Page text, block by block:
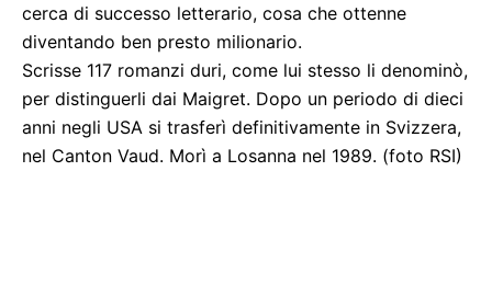
cerca di successo letterario, cosa che ottenne
diventando ben presto milionario.
Scrisse 117 romanzi duri, come lui stesso li denominò,
per distinguerli dai Maigret. Dopo un periodo di dieci
anni negli USA si trasferì definitivamente in Svizzera,
nel Canton Vaud. Morì a Losanna nel 1989. (foto RSI)